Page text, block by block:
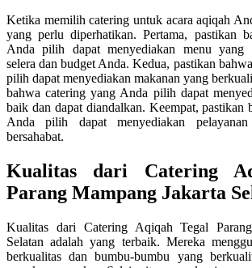
Ketika memilih catering untuk acara aqiqah
yang perlu diperhatikan. Pertama, pastikan
Anda pilih dapat menyediakan menu yang
selera dan budget Anda. Kedua, pastikan
pilih dapat menyediakan makanan yang
bahwa catering yang Anda pilih dapat
baik dan dapat diandalkan. Keempat, pastikan
Anda pilih dapat menyediakan
bersahabat.
Kualitas dari Catering
Parang Mampang Jakarta
Kualitas dari Catering Aqiqah Tegal
Selatan adalah yang terbaik. Mereka
berkualitas dan bumbu-bumbu yang